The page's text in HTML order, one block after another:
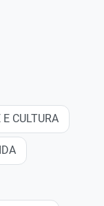
CULTURA